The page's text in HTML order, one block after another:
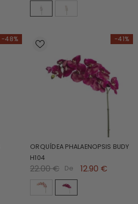
-48% -41%
ORQUÍDEA PHALAENOPSIS BUDY
H104
22.00 € De 12.90 €